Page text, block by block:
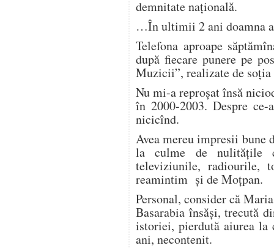
demnitate națională.
…În ultimii 2 ani doamna
Telefona aproape
după fiecare punere pe
Muzicii”, realizate de
Nu mi-a reproșat însă
în 2000-2003. Despre
nicicînd.
Avea mereu impresii bune
la culme de nulitățile
televiziunile, radiourile,
reamintim și de Moțpan.
Personal, consider că
Basarabia însăși, trecută
istoriei, pierdută aiurea la
ani, necontenit.